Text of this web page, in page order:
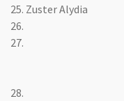
25. Zuster Alydia
26.
27.
28.